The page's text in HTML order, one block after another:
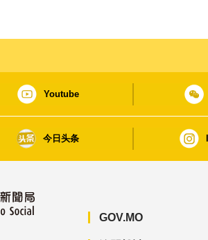
Youtube
今日头条
GOV.MO